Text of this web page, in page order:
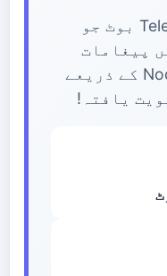
ایک کام کرنے والا Telegram بوٹ جو
پیغامات
پوسٹ کرتا ہے — Node-RED کے ذریعے